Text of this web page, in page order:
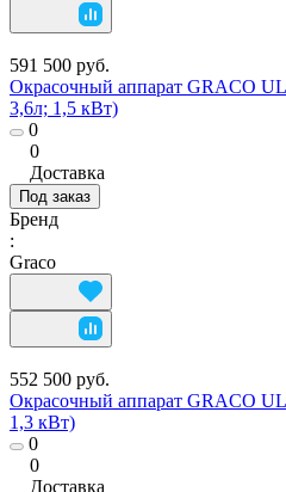
591 500 руб.
Окрасочный аппарат GRACO
3,6л; 1,5 кВт)
0
0
Доставка
Под заказ
Бренд
:
Graco
552 500 руб.
Окрасочный аппарат GRACO
1,3 кВт)
0
0
Доставка